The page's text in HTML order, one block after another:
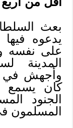
بعث
يدعوه فيها
على نفسه
المدينة
وأجهش في
كان يسمع
الجنود
المسلمون